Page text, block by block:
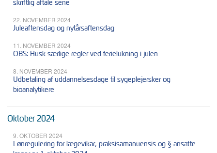
skriftlig aftale sene
22. NOVEMBER 2024
Juleaftensdag og nytårsaftensdag
11. NOVEMBER 2024
OBS: Husk særlige regler ved ferielukning i julen
8. NOVEMBER 2024
Udbetaling af uddannelsesdage til sygeplejersker og
bioanalytikere
Oktober 2024
9. OKTOBER 2024
Lønregulering for lægevikar, praksisamanuensis og § ansatte